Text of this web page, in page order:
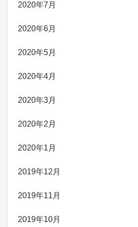
2020年7月
2020年6月
2020年5月
2020年4月
2020年3月
2020年2月
2020年1月
2019年12月
2019年11月
2019年10月